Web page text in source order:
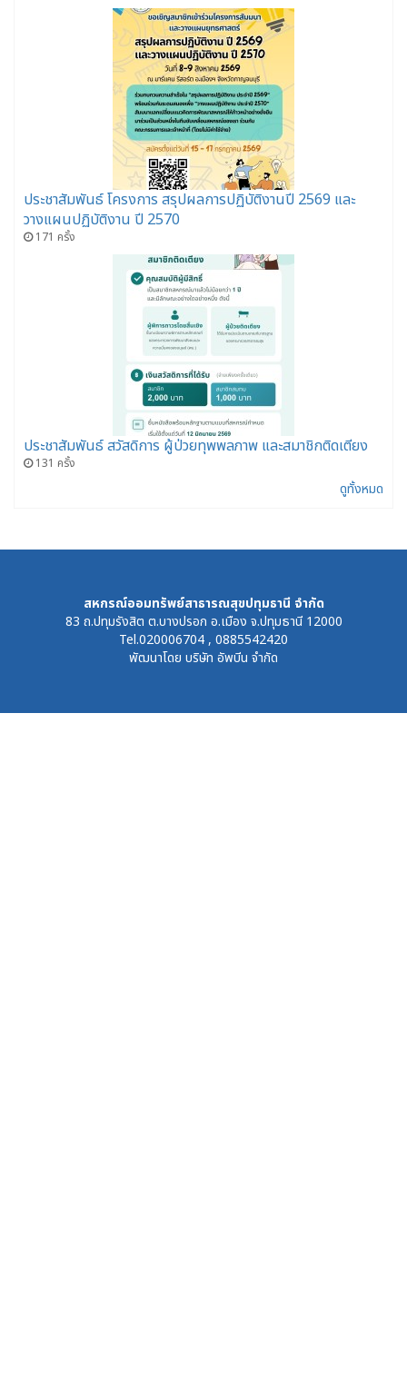
ประชาสัมพันธ์ โครงการ สรุปผลการปฏิบัติงานปี 2569 และ
วางแผนปฏิบัติงาน ปี 2570
171 ครั้ง
ประชาสัมพันธ์ สวัสดิการ ผู้ป่วยทุพพลภาพ และสมาชิกติดเตียง
131 ครั้ง
ดูทั้งหมด
สหกรณ์ออมทรัพย์สาธารณสุขปทุมธานี จำกัด
83 ถ.ปทุมรังสิต ต.บางปรอก อ.เมือง จ.ปทุมธานี 12000
Tel.020006704 , 0885542420
พัฒนาโดย บริษัท อัพบีน จำกัด